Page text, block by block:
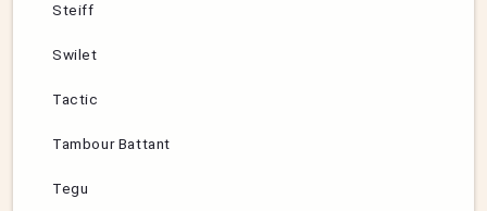
Steiff
Swilet
Tactic
Tambour Battant
Tegu